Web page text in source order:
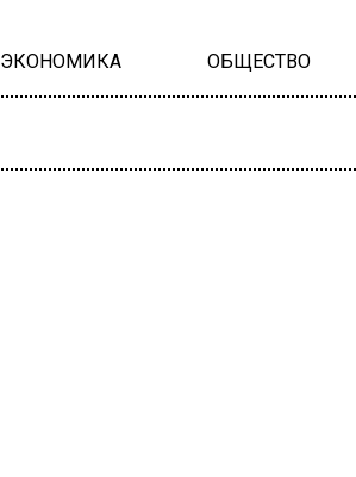
ЭКОНОМИКА ОБЩЕСТВО